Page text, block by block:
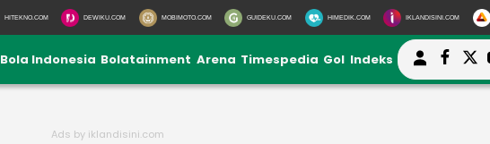
HITEKNO.COM DEWIKU.COM MOBIMOTO.COM GUIDEKU.COM HIMEDIK.COM IKLANDISINI.COM
Bola Indonesia Bolatainment Arena Timespedia Gol Indeks